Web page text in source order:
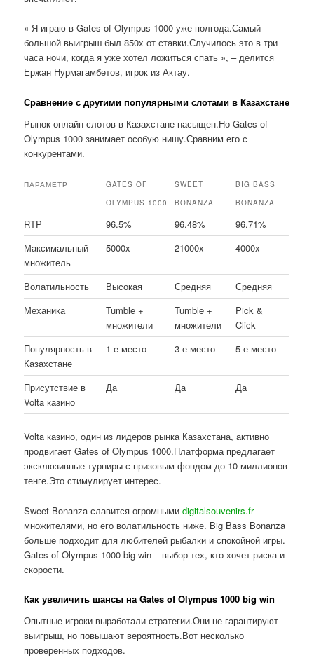
« Я играю в Gates of Olympus 1000 уже полгода.Самый
большой выигрыш был 850x от ставки.Случилось это в три
часа ночи, когда я уже хотел ложиться спать », – делится
Ержан Нурмагамбетов, игрок из Актау.
Сравнение с другими популярными слотами в Казахстане
Рынок онлайн-слотов в Казахстане насыщен.Но Gates of
Olympus 1000 занимает особую нишу.Сравним его с
конкурентами.
ПАРАМЕТР
GATES OF
OLYMPUS 1000
SWEET
BONANZA
BIG BASS
BONANZA
RTP 96.5% 96.48%
96.71%
Максимальный
множитель
5000x 21000x 4000x
Волатильность Высокая Средняя
Средняя
Механика
Tumble +
множители
Tumble +
множители
Pick &
Click
Популярность в
Казахстане
1-е место 3-е место 5-е место
Присутствие в
Volta казино
Да Да Да
Volta казино, один из лидеров рынка Казахстана, активно
продвигает Gates of Olympus 1000.Платформа предлагает
эксклюзивные турниры с призовым фондом до 10 миллионов
тенге.Это стимулирует интерес.
Sweet Bonanza славится огромнымиdigitalsouvenirs.fr
множителями, но его волатильность ниже. Big Bass Bonanza
больше подходит для любителей рыбалки и спокойной игры.
Gates of Olympus 1000 big win – выбор тех, кто хочет риска и
скорости.
Как увеличить шансы на Gates of Olympus 1000 big win
Опытные игроки выработали стратегии.Они не гарантируют
выигрыш, но повышают вероятность.Вот несколько
проверенных подходов.